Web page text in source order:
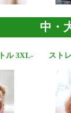
中・
ル 3XL-
スト